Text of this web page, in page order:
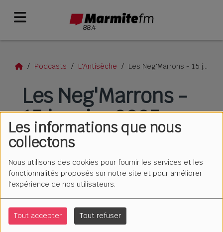
Les informations que nous
collectons
Nous utilisons des cookies pour fournir les services et les
fonctionnalités proposés sur notre site et pour améliorer
l'expérience de nos utilisateurs.
Tout accepter Tout refuser
Podcasts L'Antisèche Les Neg'Marrons - 15 janvier 2025
Les Neg'Marrons -
15 janvier 2025